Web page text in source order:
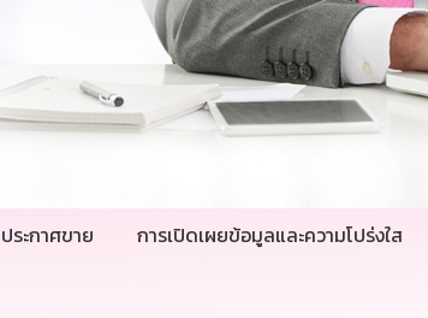
ระกาศขาย การเปิดเผยข้อมูลและความโปร่งใส